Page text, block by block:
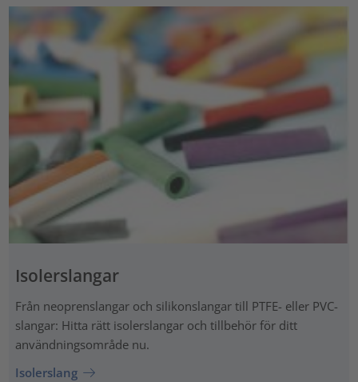
Isolerslangar
Från neoprenslangar och silikonslangar till PTFE- eller PVC-
slangar: Hitta rätt isolerslangar och tillbehör för ditt
användningsområde nu.
Isolerslang